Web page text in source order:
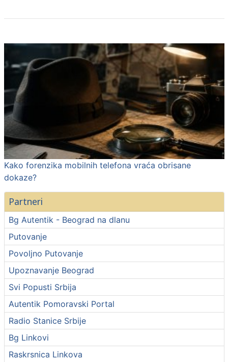
Kako forenzika mobilnih telefona vraća obrisane
dokaze?
Partneri
Bg Autentik - Beograd na dlanu
Putovanje
Povoljno Putovanje
Upoznavanje Beograd
Svi Popusti Srbija
Autentik Pomoravski Portal
Radio Stanice Srbije
Bg Linkovi
Raskrsnica Linkova